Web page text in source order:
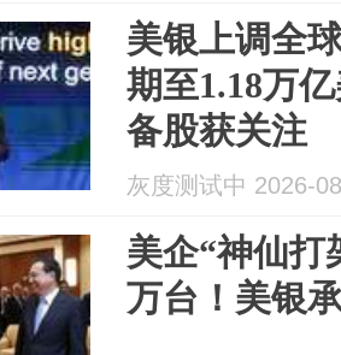
美银上调全
期至1.18万
备股获关注
灰度测试中 2026-
美企“神仙打
万台！美银